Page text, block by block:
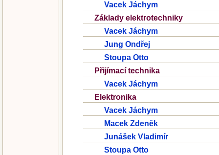
Vacek Jáchym
Základy elektrotechniky
Vacek Jáchym
Jung Ondřej
Stoupa Otto
Přijímací technika
Vacek Jáchym
Elektronika
Vacek Jáchym
Macek Zdeněk
Junášek Vladimír
Stoupa Otto